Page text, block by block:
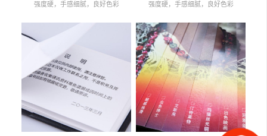
强度硬，手感细腻，良好色彩 强度硬，手感细腻，良好色彩